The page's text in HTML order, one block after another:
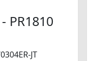
PR1810
JT